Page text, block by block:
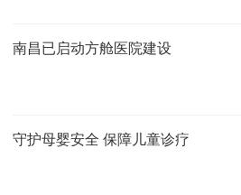
南昌已启动方舱医院建设
守护母婴安全 保障儿童诊疗